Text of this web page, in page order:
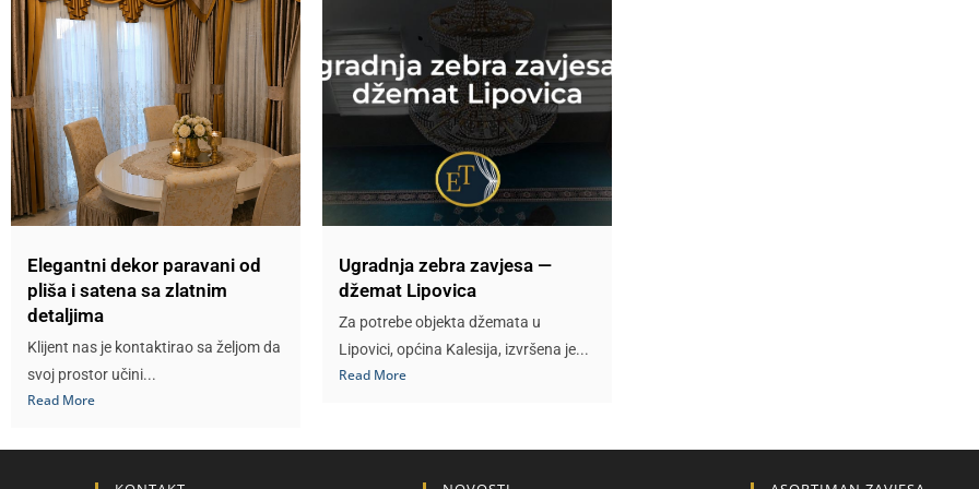
Pogledajte kako funkcionalna i estetski prilagođena rješenja za paravane i
poslovne i privatne prostore — od modernih kancelarija do elegantnih
Elegantni dekor paravani od
pliša i satena sa zlatnim
detaljima
Klijent nas je kontaktirao sa željom da
svoj prostor učini...
Read More
Ugradnja zebra zavjesa —
džemat Lipovica
Za potrebe objekta džemata u
Lipovici, općina Kalesija, izvršena je...
Read More